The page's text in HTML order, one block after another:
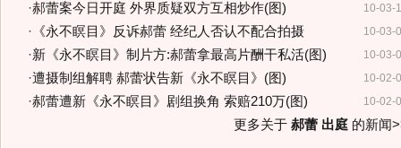
10-03-
·郝蕾案今日开庭 外界质疑双方互相炒作(图)
10-03-
· 《永不瞑目》反诉郝蕾 经纪人否认不配合拍摄
10-03-
·新《永不瞑目》制片方:郝蕾拿最高片酬干私活(图)
10-02-
·遭摄制组解聘 郝蕾状告新《永不瞑目》(图)
10-02-
·郝蕾遭新《永不瞑目》剧组换角 索赔210万(图)
更多关于 郝蕾 出庭的新闻